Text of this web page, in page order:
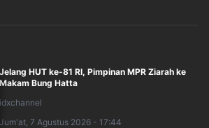
HUT ke-81 RI, Pimpinan MPR Ziarah ke
Bung Hatta
Jum'at, 7 Agustus 2026 - 17:44